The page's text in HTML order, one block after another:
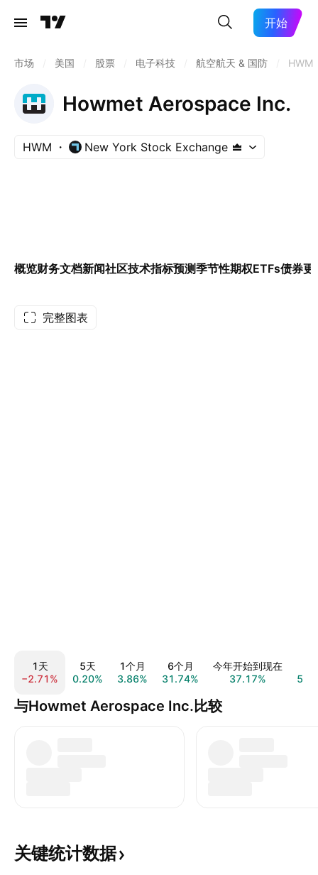
开始
市场 美国 股票 电子科技 航空航天 & 国防 HWM
Howmet Aerospace Inc.
HWM New York Stock Exchange
概览财务文档新闻社区技术指标预测季节性期权ETFs债券更
完整图表
1天
−2.71%
5天
0.20%
1个月
3.86%
6个月
31.74%
今年开始到现在
37.17%
与Howmet Aerospace Inc.比较
关键统计数据